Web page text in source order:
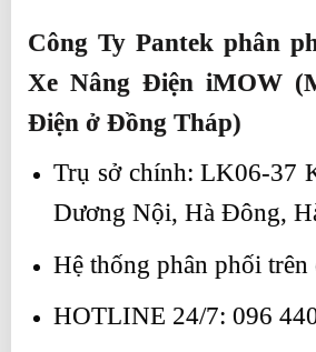
Công Ty Pantek phân
Xe Nâng Điện iMOW
Điện ở Đồng Tháp)
Trụ sở chính: LK06-37
Dương Nội, Hà Đông,
Hệ thống phân phối trên
HOTLINE 24/7: 096